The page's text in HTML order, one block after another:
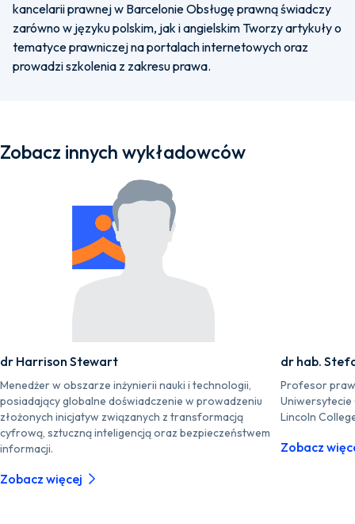
kancelarii prawnej w Barcelonie Obsługę prawną świadczy
zarówno w języku polskim, jak i angielskim Tworzy artykuły o
tematyce prawniczej na portalach internetowych oraz
prowadzi szkolenia z zakresu prawa.
Zobacz innych wykładowców
dr Harrison Stewart
Menedżer w obszarze inżynierii nauki i technologii,
posiadający globalne doświadczenie w prowadzeniu
złożonych inicjatyw związanych z transformacją
cyfrową, sztuczną inteligencją oraz bezpieczeństwem
informacji.
Zobacz więcej
dr hab.
Profesor
Lincoln
Zobacz